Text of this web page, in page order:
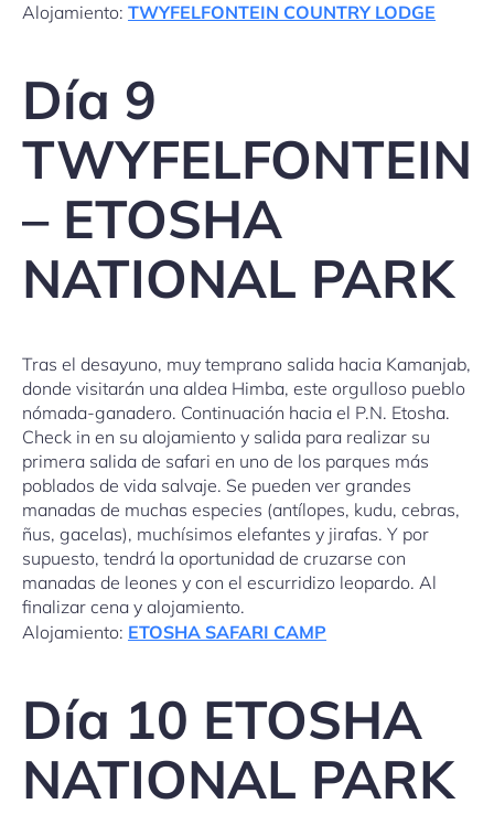
Alojamiento: TWYFELFONTEIN COUNTRY LODGE
Día 9
TWYFELFONTEIN
– ETOSHA
NATIONAL PARK
Tras el desayuno, muy temprano salida hacia Kamanjab,
donde visitarán una aldea Himba, este orgulloso pueblo
nómada-ganadero. Continuación hacia el P.N. Etosha.
Check in en su alojamiento y salida para realizar su
primera salida de safari en uno de los parques más
poblados de vida salvaje. Se pueden ver grandes
manadas de muchas especies (antílopes, kudu, cebras,
ñus, gacelas), muchísimos elefantes y jirafas. Y por
supuesto, tendrá la oportunidad de cruzarse con
manadas de leones y con el escurridizo leopardo. Al
finalizar cena y alojamiento.
Alojamiento: ETOSHA SAFARI CAMP
Día 10 ETOSHA
NATIONAL PARK